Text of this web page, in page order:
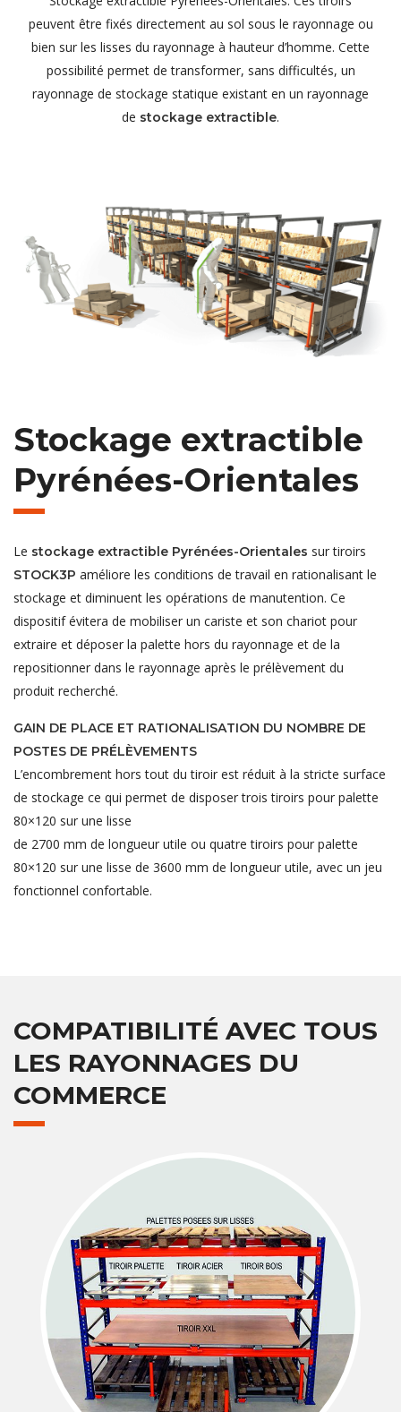
peuvent être fixés directement au sol sous le rayonnage ou
bien sur les lisses du rayonnage à hauteur d’homme. Cette
possibilité permet de transformer, sans difficultés, un
rayonnage de stockage statique existant en un rayonnage
de stockage extractible.
Stockage extractible
Pyrénées-Orientales
Le stockage extractible Pyrénées-Orientales sur tiroirs
STOCK3P améliore les conditions de travail en rationalisant le
stockage et diminuent les opérations de manutention. Ce
dispositif évitera de mobiliser un cariste et son chariot pour
extraire et déposer la palette hors du rayonnage et de la
repositionner dans le rayonnage après le prélèvement du
produit recherché.
GAIN DE PLACE ET RATIONALISATION DU NOMBRE DE
POSTES DE PRÉLÈVEMENTS
L’encombrement hors tout du tiroir est réduit à la stricte surface
de stockage ce qui permet de disposer trois tiroirs pour palette
80×120 sur une lisse
de 2700 mm de longueur utile ou quatre tiroirs pour palette
80×120 sur une lisse de 3600 mm de longueur utile, avec un jeu
fonctionnel confortable.
COMPATIBILITÉ AVEC TOUS
LES RAYONNAGES DU
COMMERCE